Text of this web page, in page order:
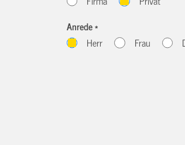
Anrede *
Herr
Frau